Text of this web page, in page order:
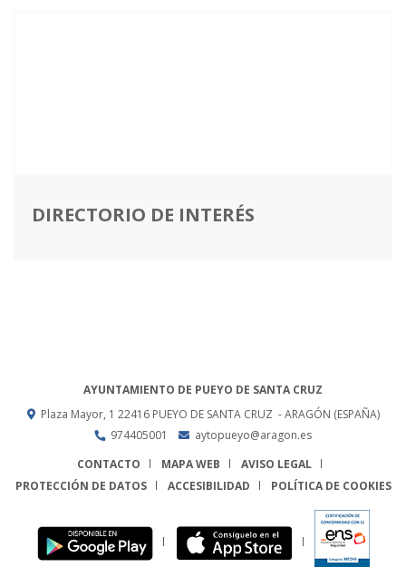
DIRECTORIO DE INTERÉS
AYUNTAMIENTO DE PUEYO DE SANTA CRUZ
Plaza Mayor, 1 22416 PUEYO DE SANTA CRUZ - ARAGÓN (ESPAÑA)
974405001
aytopueyo@aragon.es
CONTACTO
MAPA WEB
AVISO LEGAL
PROTECCIÓN DE DATOS
ACCESIBILIDAD POLÍTICA DE COOKIES